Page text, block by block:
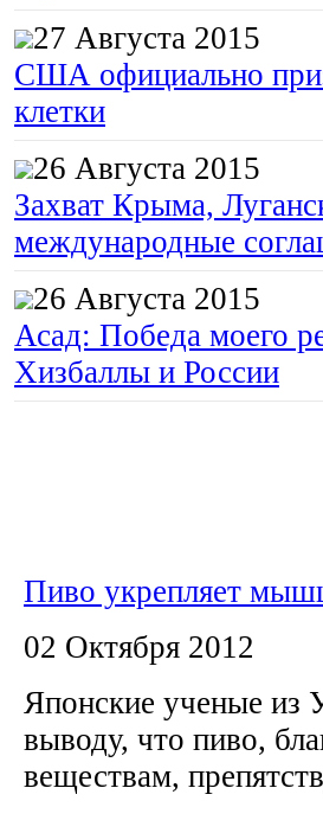
27 Августа 2015
США официально
клетки
26 Августа 2015
Захват Крыма,
международные
26 Августа 2015
Асад: Победа моего
Хизбаллы и России
Пиво укрепляет
02 Октября 2012
Японские ученые из
выводу, что пиво,
веществам,